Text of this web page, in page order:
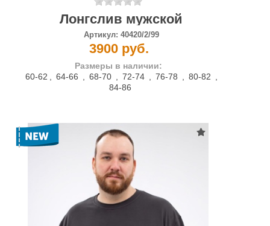
Лонгслив мужской
Артикул: 40420/2/99
3900 руб.
Размеры в наличии:
60-62 , 64-66 , 68-70 , 72-74 , 76-78 , 80-82 ,
84-86